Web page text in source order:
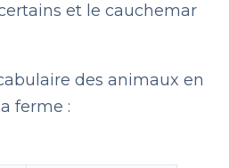
et le cauchemar
des animaux en
ferme :